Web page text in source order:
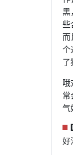
黑
些
而
个
了
哦
常
气
好